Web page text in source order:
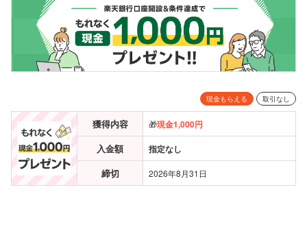
現金もらえる 取引なし
獲得内容 🎁現金1,000円
入金額 指定なし
締切 2026年8月31日